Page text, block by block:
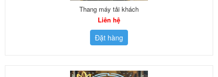
Thang máy tải khách
Liên hệ
Đặt hàng